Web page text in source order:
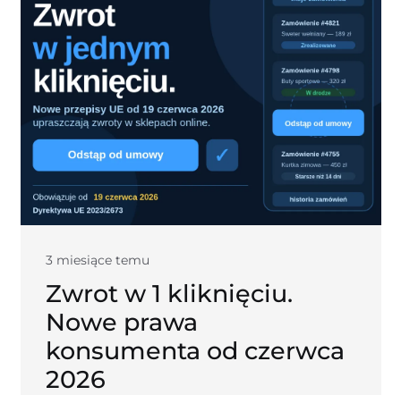
3 miesiące temu
Zwrot w 1 kliknięciu.
Nowe prawa
konsumenta od czerwca
2026